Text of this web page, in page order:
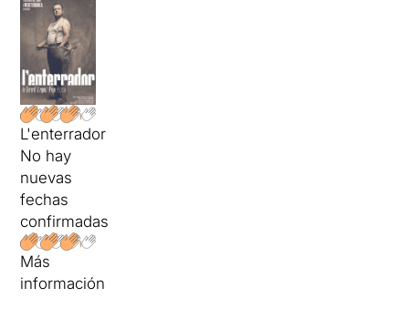
L'enterrador
No hay
nuevas
fechas
confirmadas
Más
información